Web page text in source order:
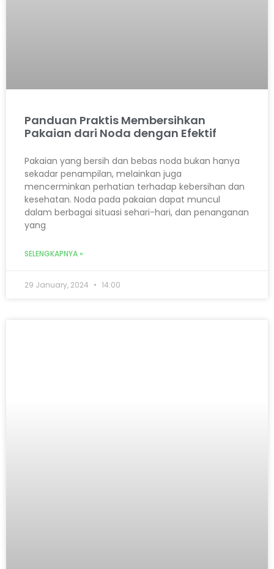
Panduan Praktis Membersihkan
Pakaian dari Noda dengan Efektif
Pakaian yang bersih dan bebas noda bukan hanya
sekadar penampilan, melainkan juga
mencerminkan perhatian terhadap kebersihan dan
kesehatan. Noda pada pakaian dapat muncul
dalam berbagai situasi sehari-hari, dan penanganan
yang
SELENGKAPNYA »
29 January, 2024 14:00